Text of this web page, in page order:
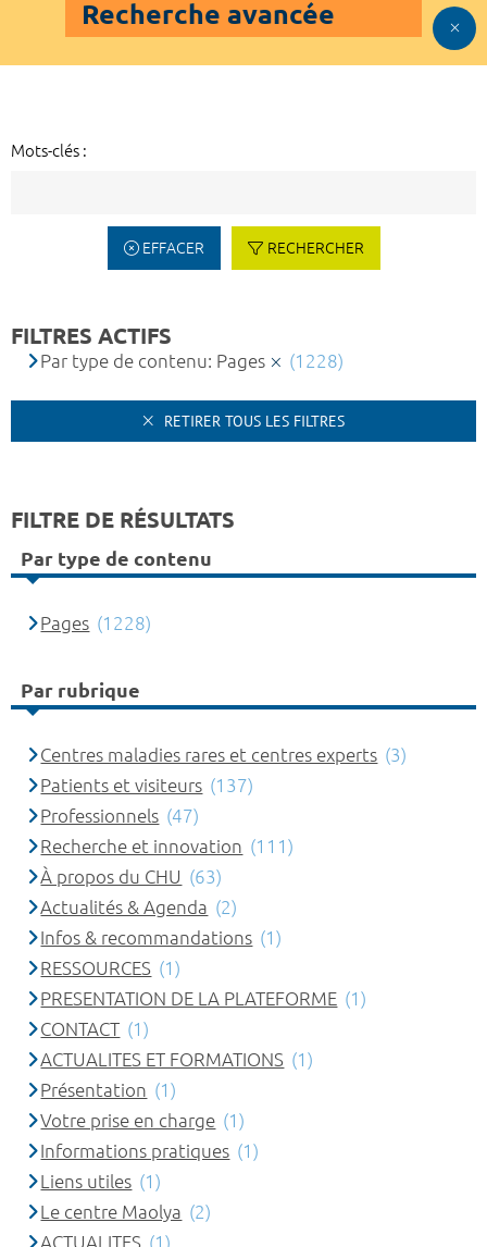
Recherche avancée
Mots-clés :
EFFACER RECHERCHER
FILTRES ACTIFS
Par type de contenu: Pages (1228)
RETIRER TOUS LES FILTRES
FILTRE DE RÉSULTATS
Par type de contenu
Pages (1228)
Par rubrique
Centres maladies rares et centres experts (3)
Patients et visiteurs (137)
Professionnels (47)
Recherche et innovation (111)
À propos du CHU (63)
Actualités & Agenda (2)
Infos & recommandations (1)
RESSOURCES (1)
PRESENTATION DE LA PLATEFORME (1)
CONTACT (1)
ACTUALITES ET FORMATIONS (1)
Présentation (1)
Votre prise en charge (1)
Informations pratiques (1)
Liens utiles (1)
Le centre Maolya (2)
ACTUALITES (1)